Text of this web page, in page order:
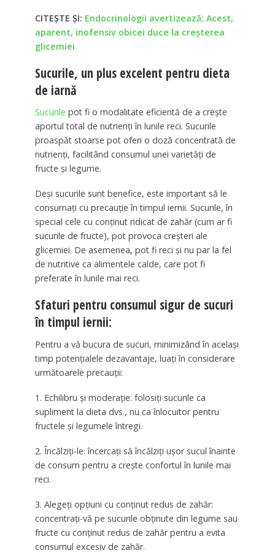
CITEȘTE ȘI: Endocrinologii avertizează: Acest,
aparent, inofensiv obicei duce la creșterea
glicemiei
Sucurile, un plus excelent pentru dieta
de iarnă
Sucurile pot fi o modalitate eficientă de a crește
aportul total de nutrienți în lunile reci. Sucurile
proaspăt stoarse pot oferi o doză concentrată de
nutrienți, facilitând consumul unei varietăți de
fructe și legume.
Deși sucurile sunt benefice, este important să le
consumați cu precauție în timpul iernii. Sucurile, în
special cele cu conținut ridicat de zahăr (cum ar fi
sucurile de fructe), pot provoca creșteri ale
glicemiei. De asemenea, pot fi reci și nu par la fel
de nutritive ca alimentele calde, care pot fi
preferate în lunile mai reci.
Sfaturi pentru consumul sigur de sucuri
în timpul iernii:
Pentru a vă bucura de sucuri, minimizând în același
timp potențialele dezavantaje, luați în considerare
următoarele precauții:
1. Echilibru și moderație: folosiți sucurile ca
supliment la dieta dvs., nu ca înlocuitor pentru
fructele și legumele întregi.
2. Încălziți-le: încercați să încălziți ușor sucul înainte
de consum pentru a crește confortul în lunile mai
reci.
3. Alegeți opțiuni cu conținut redus de zahăr:
concentrați-vă pe sucurile obținute din legume sau
fructe cu conținut redus de zahăr pentru a evita
consumul excesiv de zahăr.